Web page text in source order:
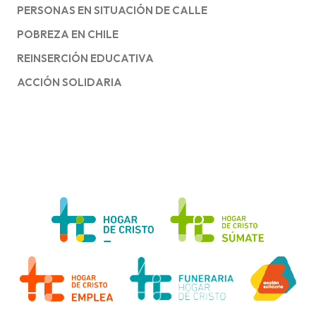
PERSONAS EN SITUACIÓN DE CALLE
POBREZA EN CHILE
REINSERCIÓN EDUCATIVA
ACCIÓN SOLIDARIA